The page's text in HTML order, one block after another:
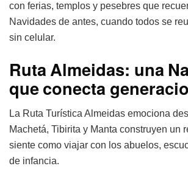
con ferias, templos y pesebres que
Navidades de antes, cuando todos se
sin celular.
Ruta Almeidas: una
que conecta
La Ruta Turística Almeidas emociona
Machetá, Tibirita y Manta construyen un
siente como viajar con los abuelos,
de infancia.